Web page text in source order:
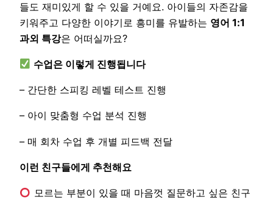
들도 재미있게 할 수 있을 거예요. 아이들의 자존감을
키워주고 다양한 이야기로 흥미를 유발하는 영어 1:1
과외 특강은 어떠실까요?
수업은 이렇게 진행됩니다
– 간단한 스피킹 레벨 테스트 진행
– 아이 맞춤형 수업 분석 진행
– 매 회차 수업 후 개별 피드백 전달
이런 친구들에게 추천해요
모르는 부분이 있을 때 마음껏 질문하고 싶은 친구